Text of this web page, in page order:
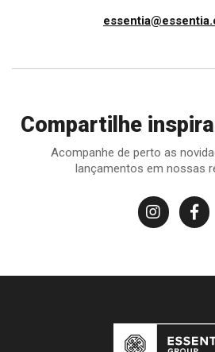
Compartilhe
Acompanhe de perto as
lançamentos em nossas